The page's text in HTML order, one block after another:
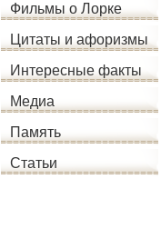
Фильмы о Лорке
Цитаты и афоризмы
Интересные факты
Медиа
Память
Статьи